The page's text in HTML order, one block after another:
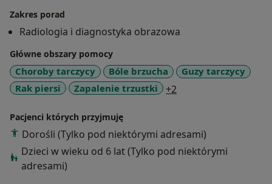
uczestnictwo w dodatkowych kursach, sympozjach
oraz zjazdach radiologicznych i ultrasonograficznych.
Zakres porad
Radiologia i diagnostyka obrazowa
Główne obszary pomocy
Choroby tarczycy Bóle brzucha
Guzy tarczycy
Rak piersi
Zapalenie trzustki +2
Pacjenci których przyjmuję
Dorośli (Tylko pod niektórymi adresami)
Dzieci w wieku od 6 lat (Tylko pod niektórymi
adresami)